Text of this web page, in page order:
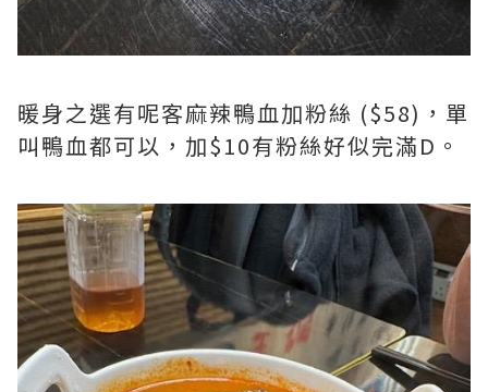
暖身之選有呢客麻辣鴨血加粉絲 ($58)，單
叫鴨血都可以，加$10有粉絲好似完滿D。